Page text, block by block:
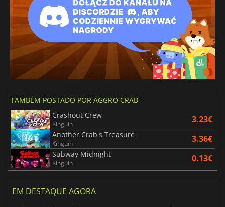
TAMBÉM POSTADO POR AGGRO CRAB
Crashout Crew
Kinguin 3.23€
Another Crab's Treasure
Kinguin 3.36€
Subway Midnight
Kinguin 0.13€
EM DESTAQUE AGORA